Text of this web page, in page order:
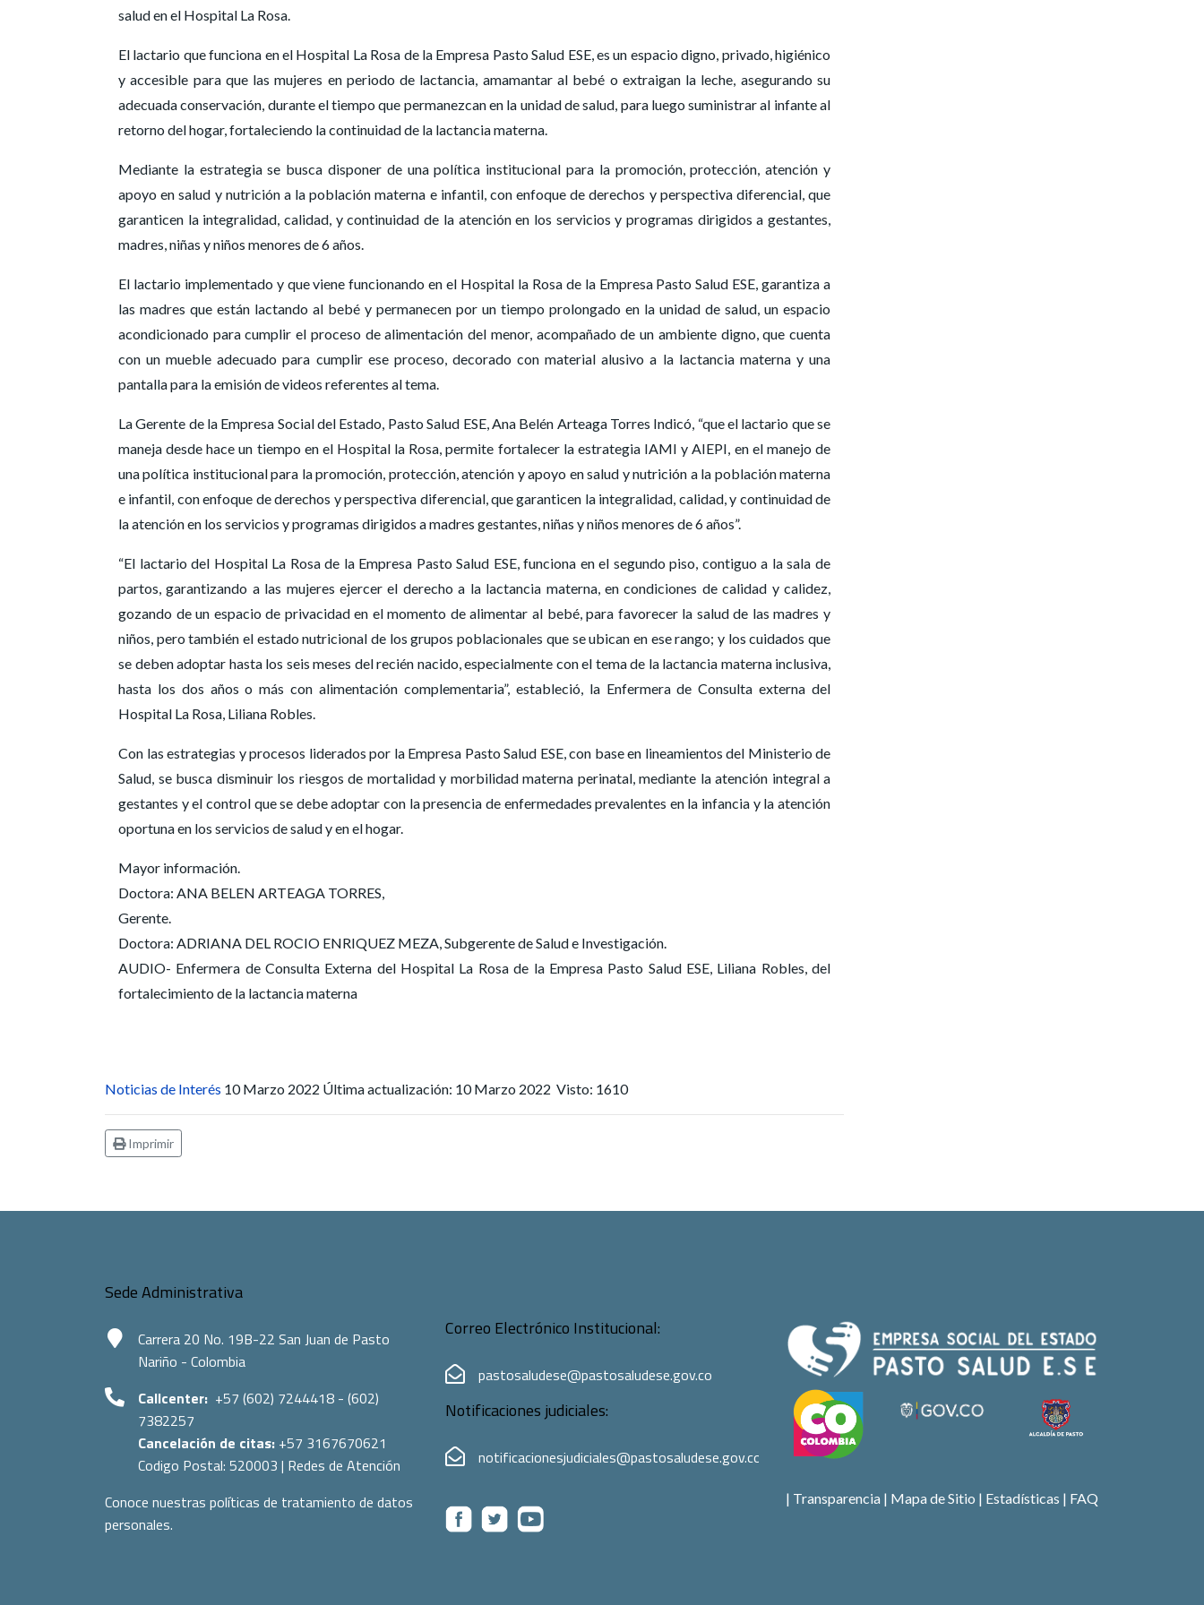
salud en el Hospital La Rosa.
El lactario que funciona en el Hospital La Rosa de la Empresa Pasto Salud ESE, es un espacio digno, privado, higiénico
y accesible para que las mujeres en periodo de lactancia, amamantar al bebé o extraigan la leche, asegurando su
adecuada conservación, durante el tiempo que permanezcan en la unidad de salud, para luego suministrar al infante al
retorno del hogar, fortaleciendo la continuidad de la lactancia materna.
Mediante la estrategia se busca disponer de una política institucional para la promoción, protección, atención y
apoyo en salud y nutrición a la población materna e infantil, con enfoque de derechos y perspectiva diferencial, que
garanticen la integralidad, calidad, y continuidad de la atención en los servicios y programas dirigidos a gestantes,
madres, niñas y niños menores de 6 años.
El lactario implementado y que viene funcionando en el Hospital la Rosa de la Empresa Pasto Salud ESE, garantiza a
las madres que están lactando al bebé y permanecen por un tiempo prolongado en la unidad de salud, un espacio
acondicionado para cumplir el proceso de alimentación del menor, acompañado de un ambiente digno, que cuenta
con un mueble adecuado para cumplir ese proceso, decorado con material alusivo a la lactancia materna y una
pantalla para la emisión de videos referentes al tema.
La Gerente de la Empresa Social del Estado, Pasto Salud ESE, Ana Belén Arteaga Torres Indicó, “que el lactario que se
maneja desde hace un tiempo en el Hospital la Rosa, permite fortalecer la estrategia IAMI y AIEPI, en el manejo de
una política institucional para la promoción, protección, atención y apoyo en salud y nutrición a la población materna
e infantil, con enfoque de derechos y perspectiva diferencial, que garanticen la integralidad, calidad, y continuidad de
la atención en los servicios y programas dirigidos a madres gestantes, niñas y niños menores de 6 años”.
“El lactario del Hospital La Rosa de la Empresa Pasto Salud ESE, funciona en el segundo piso, contiguo a la sala de
partos, garantizando a las mujeres ejercer el derecho a la lactancia materna, en condiciones de calidad y calidez,
gozando de un espacio de privacidad en el momento de alimentar al bebé, para favorecer la salud de las madres y
niños, pero también el estado nutricional de los grupos poblacionales que se ubican en ese rango; y los cuidados que
se deben adoptar hasta los seis meses del recién nacido, especialmente con el tema de la lactancia materna inclusiva,
hasta los dos años o más con alimentación complementaria”, estableció, la Enfermera de Consulta externa del
Hospital La Rosa, Liliana Robles.
Con las estrategias y procesos liderados por la Empresa Pasto Salud ESE, con base en lineamientos del Ministerio de
Salud, se busca disminuir los riesgos de mortalidad y morbilidad materna perinatal, mediante la atención integral a
gestantes y el control que se debe adoptar con la presencia de enfermedades prevalentes en la infancia y la atención
oportuna en los servicios de salud y en el hogar.
Mayor información.
Doctora: ANA BELEN ARTEAGA TORRES,
Gerente.
Doctora: ADRIANA DEL ROCIO ENRIQUEZ MEZA, Subgerente de Salud e Investigación.
AUDIO- Enfermera de Consulta Externa del Hospital La Rosa de la Empresa Pasto Salud ESE, Liliana Robles, del
fortalecimiento de la lactancia materna
Noticias de Interés 10 Marzo 2022 Última actualización: 10 Marzo 2022 Visto: 1610
Imprimir
Sede Administrativa
Carrera 20 No. 19B-22 San Juan de Pasto
Nariño - Colombia
Callcenter: +57 (602) 7244418 - (602)
7382257
Cancelación de citas: +57 3167670621
Codigo Postal: 520003 | Redes de Atención
Conoce nuestras políticas de tratamiento de datos
personales.
Correo Electrónico Institucional:
pastosaludese@pastosaludese.gov.co
Notificaciones judiciales:
notificacionesjudiciales@pastosaludese.gov.co
| Transparencia | Mapa de Sitio | Estadísticas | FAQ